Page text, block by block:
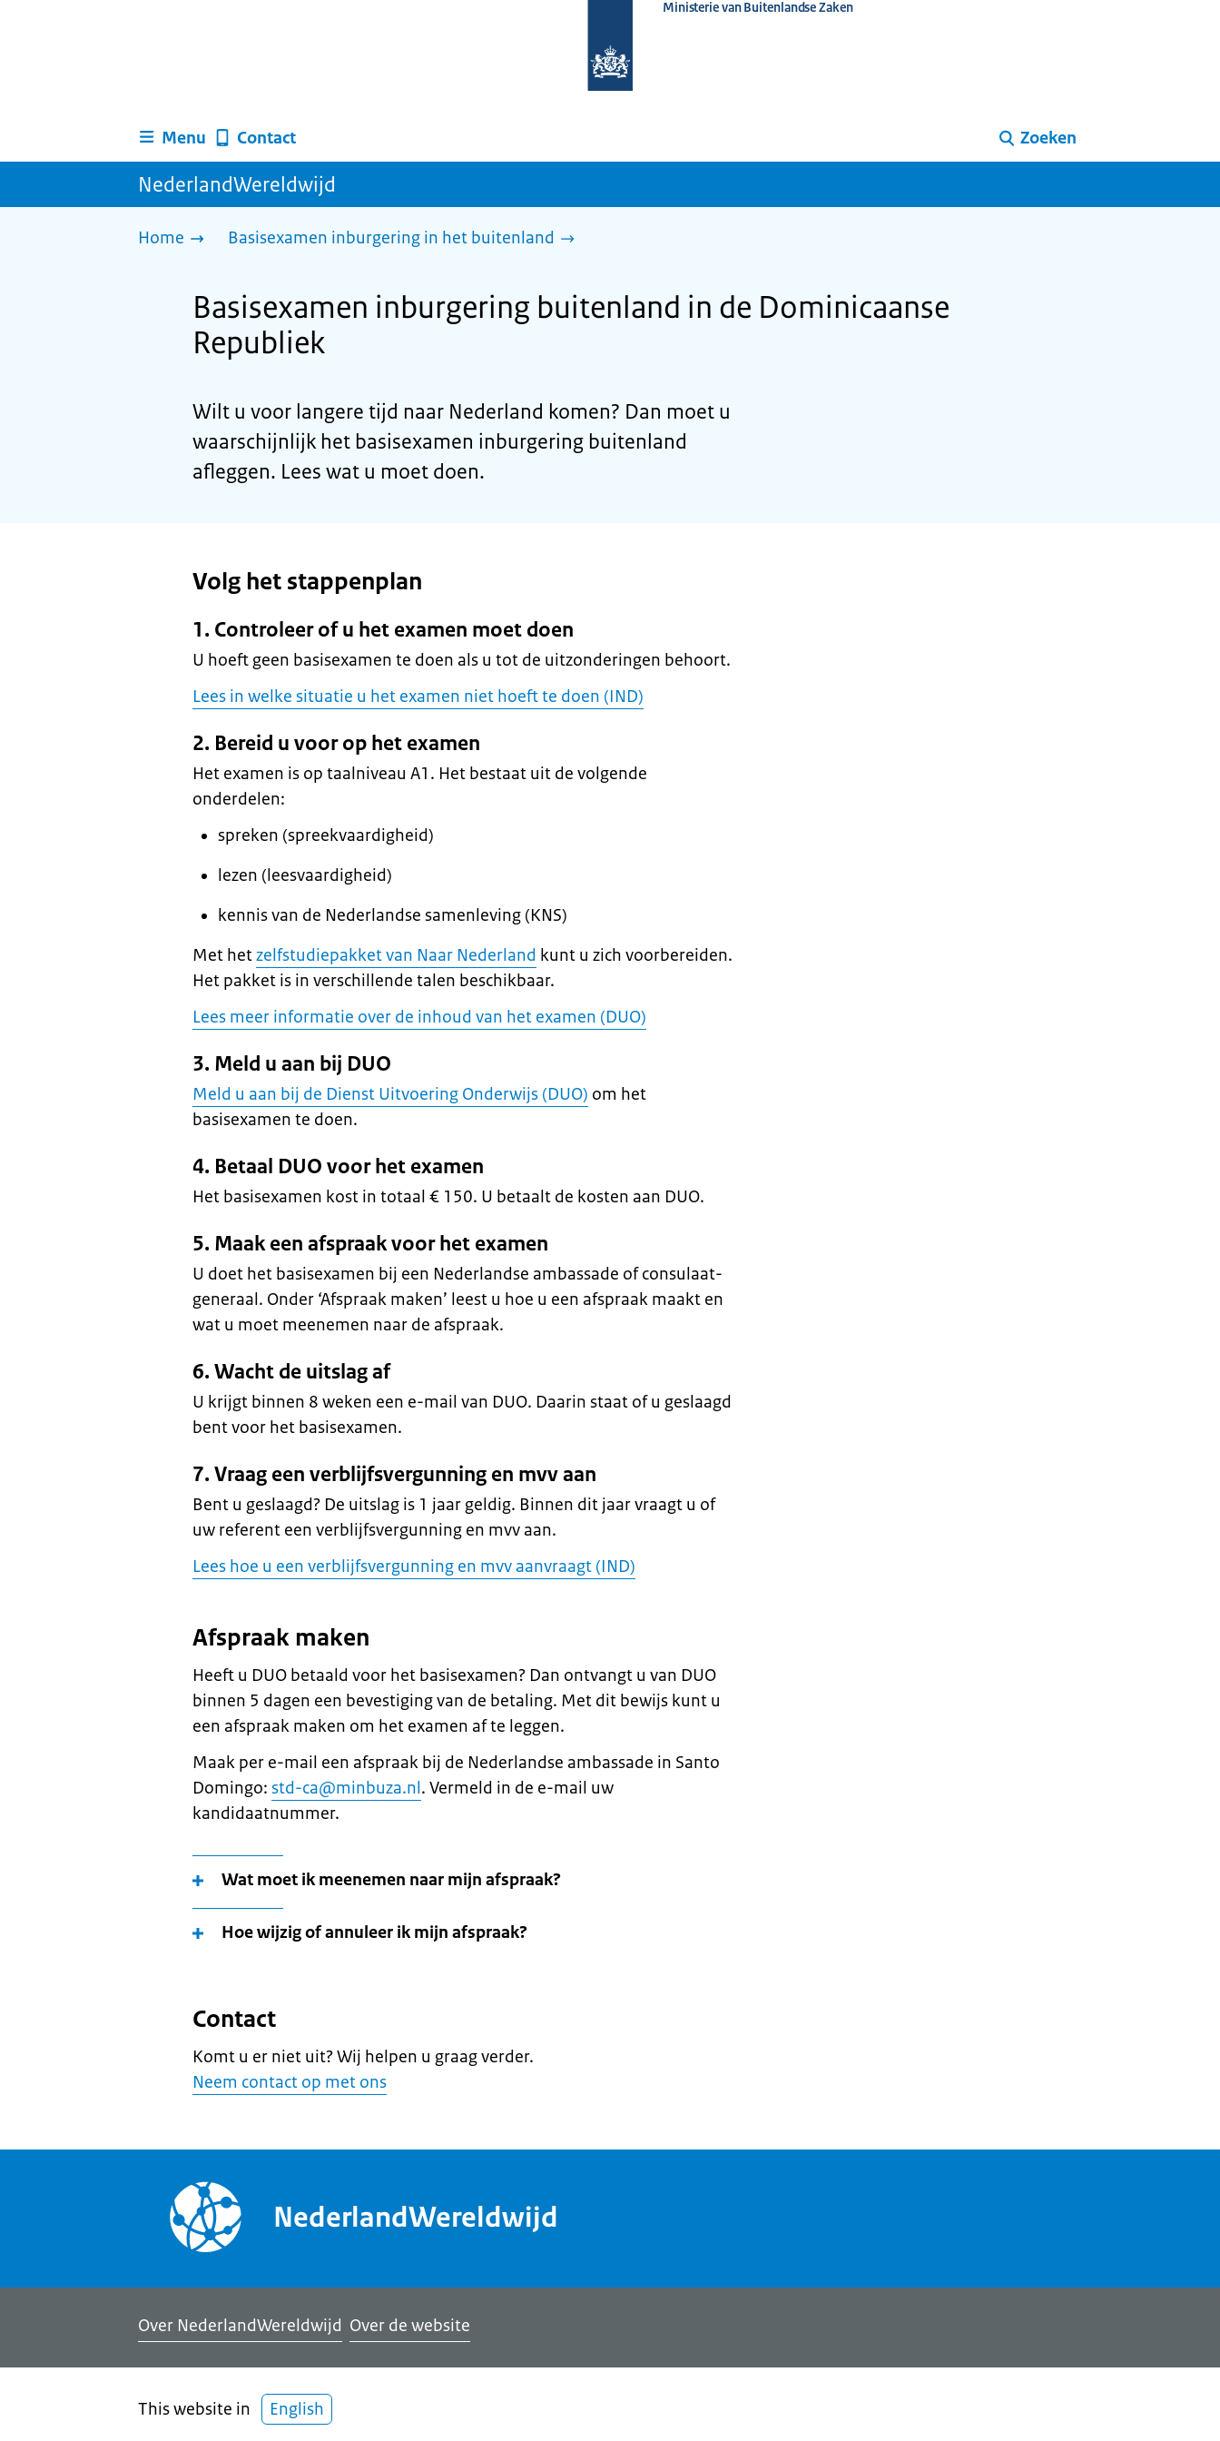
homepage
Ministerie van Buitenlandse Zaken
Menu Contact Zoeken
NederlandWereldwijd
Home Basisexamen inburgering in het buitenland
Basisexamen inburgering buitenland in de Dominicaanse
Republiek
Wilt u voor langere tijd naar Nederland komen? Dan moet u
waarschijnlijk het basisexamen inburgering buitenland
afleggen. Lees wat u moet doen.
Volg het stappenplan
1. Controleer of u het examen moet doen
U hoeft geen basisexamen te doen als u tot de uitzonderingen behoort.
Lees in welke situatie u het examen niet hoeft te doen (IND)
2. Bereid u voor op het examen
Het examen is op taalniveau A1. Het bestaat uit de volgende
onderdelen:
spreken (spreekvaardigheid)
lezen (leesvaardigheid)
kennis van de Nederlandse samenleving (KNS)
Met hetzelfstudiepakket van Naar Nederland kunt u zich voorbereiden.
Het pakket is in verschillende talen beschikbaar.
Lees meer informatie over de inhoud van het examen (DUO)
3. Meld u aan bij DUO
Meld u aan bij de Dienst Uitvoering Onderwijs (DUO) om het
basisexamen te doen.
4. Betaal DUO voor het examen
Het basisexamen kost in totaal € 150. U betaalt de kosten aan DUO.
5. Maak een afspraak voor het examen
U doet het basisexamen bij een Nederlandse ambassade of consulaat-
generaal. Onder ‘Afspraak maken’ leest u hoe u een afspraak maakt en
wat u moet meenemen naar de afspraak.
6. Wacht de uitslag af
U krijgt binnen 8 weken een e-mail van DUO. Daarin staat of u geslaagd
bent voor het basisexamen.
7. Vraag een verblijfsvergunning en mvv aan
Bent u geslaagd? De uitslag is 1 jaar geldig. Binnen dit jaar vraagt u of
uw referent een verblijfsvergunning en mvv aan.
Lees hoe u een verblijfsvergunning en mvv aanvraagt (IND)
Afspraak maken
Heeft u DUO betaald voor het basisexamen? Dan ontvangt u van DUO
binnen 5 dagen een bevestiging van de betaling. Met dit bewijs kunt u
een afspraak maken om het examen af te leggen.
Maak per e-mail een afspraak bij de Nederlandse ambassade in Santo
Domingo: std-ca@minbuza.nl. Vermeld in de e-mail uw
kandidaatnummer.
Wat moet ik meenemen naar mijn afspraak?
Hoe wijzig of annuleer ik mijn afspraak?
Contact
Komt u er niet uit? Wij helpen u graag verder.
Neem contact op met ons
NederlandWereldwijd
Over NederlandWereldwijd Over de website
This website in English